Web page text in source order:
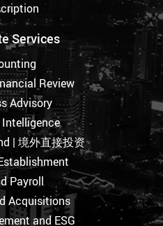
Services
Review
Advisory
| 境外直接投资
Payroll
Acquisitions
and ESG